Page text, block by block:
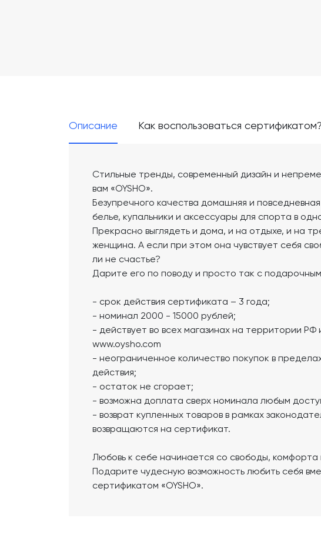
Описание Как воспользоваться сертификатом?
Стильные тренды, современный дизайн и
вам «OYSHO».
Безупречного качества домашняя и
белье, купальники и аксессуары для спорта в
Прекрасно выглядеть и дома, и на отдыхе, и на
женщина. А если при этом она чувствует себя
ли не счастье?
Дарите его по поводу и просто так с
- срок действия сертификата – 3 года;
- номинал 2000 - 15000 рублей;
- действует во всех магазинах на территории РФ
www.oysho.com
- неограниченное количество покупок в
действия;
- остаток не сгорает;
- возможна доплата сверх номинала любым
- возврат купленных товаров в рамках
возвращаются на сертификат.
Любовь к себе начинается со свободы, комфорта
Подарите чудесную возможность любить себя
сертификатом «OYSHO».